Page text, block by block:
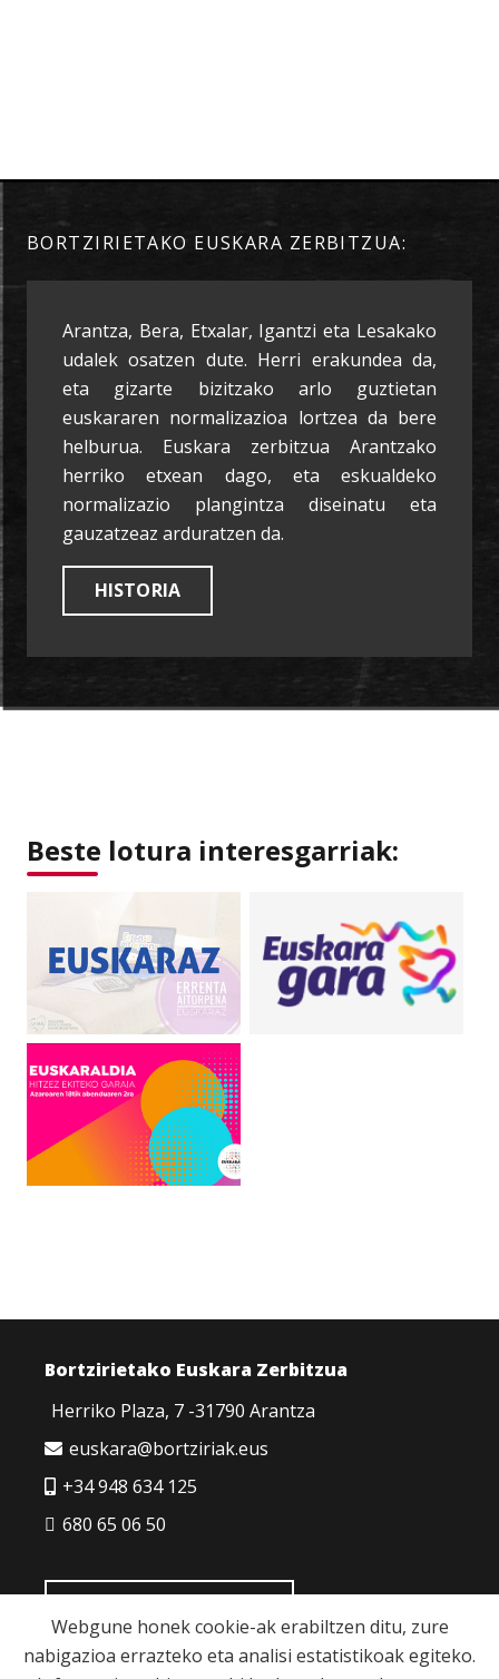
BORTZIRIETAKO EUSKARA ZERBITZUA:
Arantza, Bera, Etxalar, Igantzi eta Lesakako
udalek osatzen dute. Herri erakundea da,
eta gizarte bizitzako arlo guztietan
euskararen normalizazioa lortzea da bere
helburua. Euskara zerbitzua Arantzako
herriko etxean dago, eta eskualdeko
normalizazio plangintza diseinatu eta
gauzatzeaz arduratzen da.
HISTORIA
Beste lotura interesgarriak:
Bortzirietako Euskara Zerbitzua
Herriko Plaza, 7 -31790 Arantza
euskara@bortziriak.eus
+34 948 634 125
680 65 06 50
Webgune honek cookie-ak erabiltzen ditu, zure
nabigazioa errazteko eta analisi estatistikoak egiteko.